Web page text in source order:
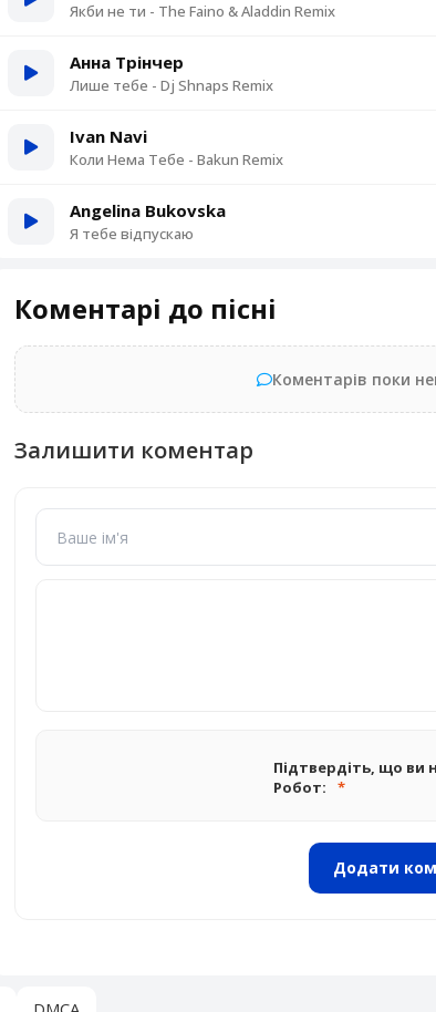
Якби не ти - The Faino & Aladdin Remix
Анна Трінчер
Лише тебе - Dj Shnaps Remix
Ivan Navi
Коли Нема Тебе - Bakun Remix
Angelina Bukovska
Я тебе відпускаю
Коментарі до пісні
Коментарів поки
Залишити коментар
Підтвердіть, що ви
Робот:
Додати